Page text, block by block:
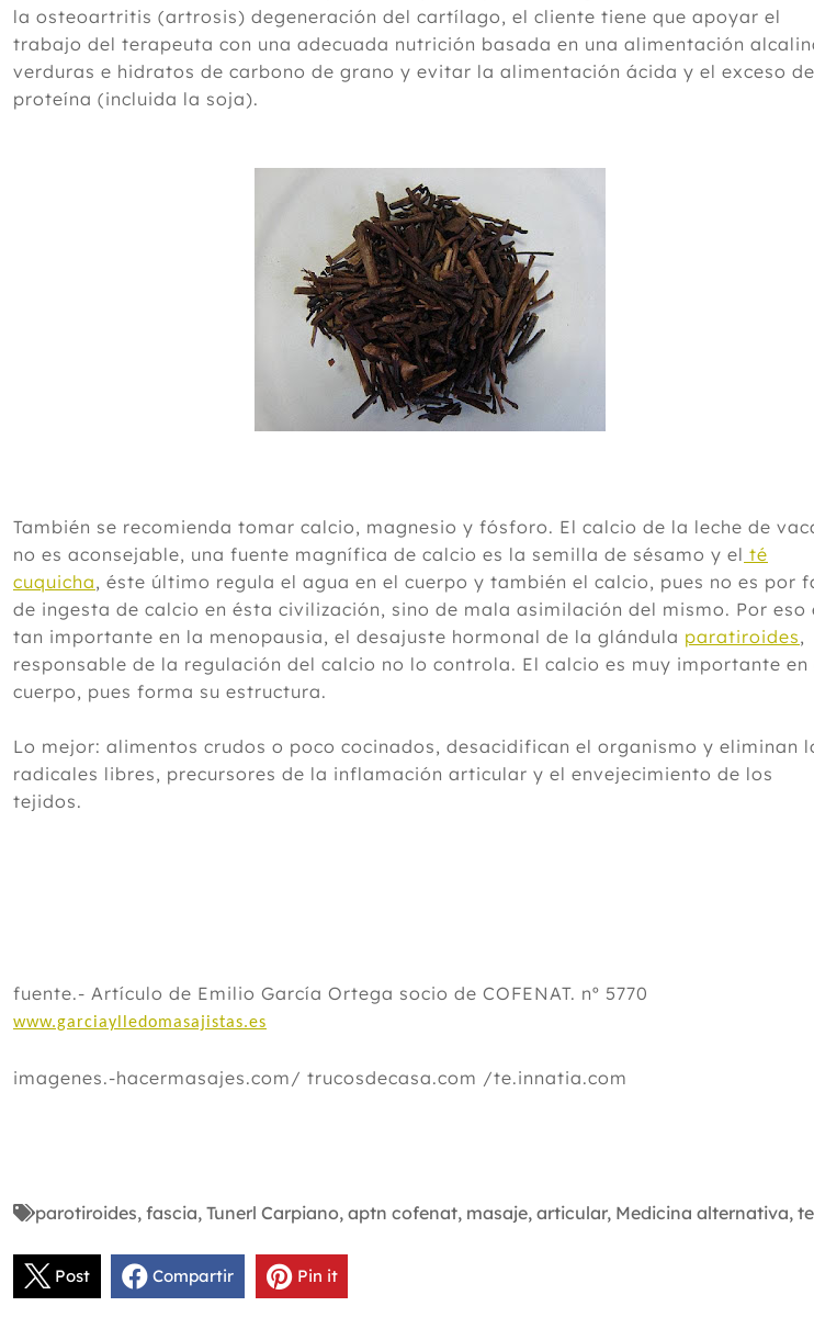
la osteoartritis (artrosis) degeneración del cartílago, el cliente tiene que apoyar el
trabajo del terapeuta con una adecuada nutrición basada en una alimentación
verduras e hidratos de carbono de grano y evitar la alimentación ácida y el exceso de
proteína (incluida la soja).
También se recomienda tomar calcio, magnesio y fósforo. El calcio de la leche de
no es aconsejable, una fuente magnífica de calcio es la semilla de sésamo y el té
cuquicha, éste último regula el agua en el cuerpo y también el calcio, pues no es por
de ingesta de calcio en ésta civilización, sino de mala asimilación del mismo. Por eso
tan importante en la menopausia, el desajuste hormonal de la glándula paratiroides,
responsable de la regulación del calcio no lo controla. El calcio es muy importante en
cuerpo, pues forma su estructura.
Lo mejor: alimentos crudos o poco cocinados, desacidifican el organismo y eliminan
radicales libres, precursores de la inflamación articular y el envejecimiento de los
tejidos.
fuente.- Artículo de Emilio García Ortega socio de COFENAT. nº 5770
www.garciaylledomasajistas.es
imagenes.-hacermasajes.com/ trucosdecasa.com /te.innatia.com
parotiroides, fascia, Tunerl Carpiano, aptn cofenat, masaje, articular, Medicina alternativa,
Post Compartir Pin it